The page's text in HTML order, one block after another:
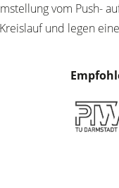
vom Push-
und legen